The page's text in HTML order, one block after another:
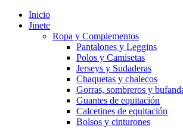
Inicio
Jinete
Ropa y Complementos
Pantalones y Leggins
Polos y Camisetas
Jerseys y Sudaderas
Chaquetas y chalecos
Gorras, sombreros y
Guantes de equitación
Calcetines de equitación
Bolsos y cinturones